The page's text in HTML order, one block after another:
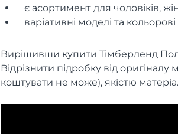
є асортимент для чоловіків,
варіативні моделі та
Вирішивши купити Тімберленд
Відрізнити підробку від
коштувати не може), якістю